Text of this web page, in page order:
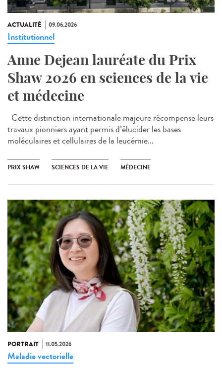
ACTUALITÉ 09.06.2026
Institutionnel
Anne Dejean lauréate du Prix
Shaw 2026 en sciences de la vie
et médecine
Cette distinction internationale majeure récompense leurs
travaux pionniers ayant permis d’élucider les bases
moléculaires et cellulaires de la leucémie...
PRIX SHAW SCIENCES DE LA VIE MÉDECINE
PORTRAIT 11.05.2026
Maladie vectorielle